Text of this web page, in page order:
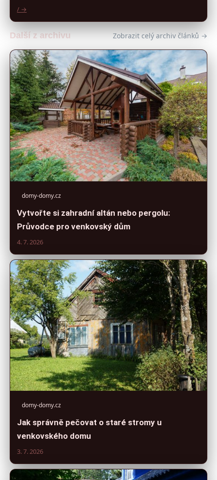
/ →
Další z archivu Zobrazit celý archiv článků →
domy-domy.cz
Vytvořte si zahradní altán nebo pergolu:
Průvodce pro venkovský dům
4. 7. 2026
domy-domy.cz
Jak správně pečovat o staré stromy u
venkovského domu
3. 7. 2026